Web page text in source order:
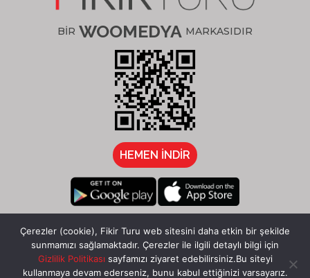
BİR WOOMEDYA MARKASIDIR
HEMEN İNDİR
Çerezler (cookie), Fikir Turu web sitesini daha etkin bir şekilde
sunmamızı sağlamaktadır. Çerezler ile ilgili detaylı bilgi için
Gizlilik Politikası sayfamızı ziyaret edebilirsiniz.Bu siteyi
kullanmaya devam ederseniz, bunu kabul ettiğinizi varsayarız.